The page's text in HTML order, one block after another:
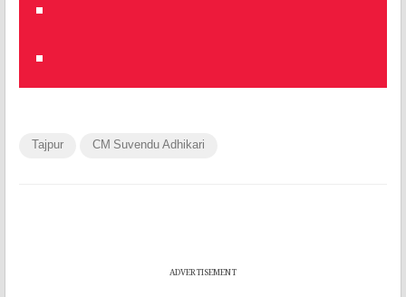
Tajpur CM Suvendu Adhikari
ADVERTISEMENT